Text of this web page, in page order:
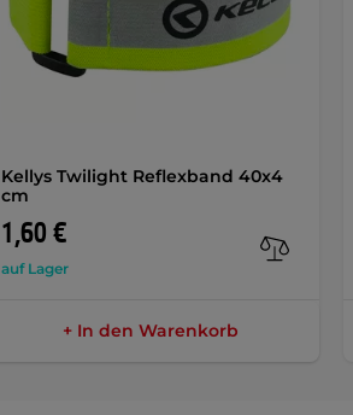
Kellys Twilight Reflexband 40x4
cm
1,60 €
auf Lager
+ In den Warenkorb